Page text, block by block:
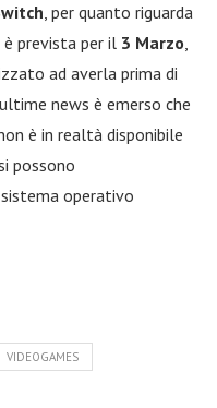
, per quanto riguarda
prevista per il 3 Marzo
ad averla prima di
news è emerso che
è in realtà disponibile
possono
operativo
VIDEOGAMES